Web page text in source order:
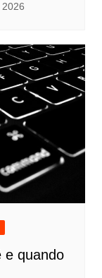
e quando